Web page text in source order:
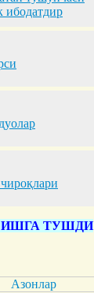
ИШГА ТУШДИ